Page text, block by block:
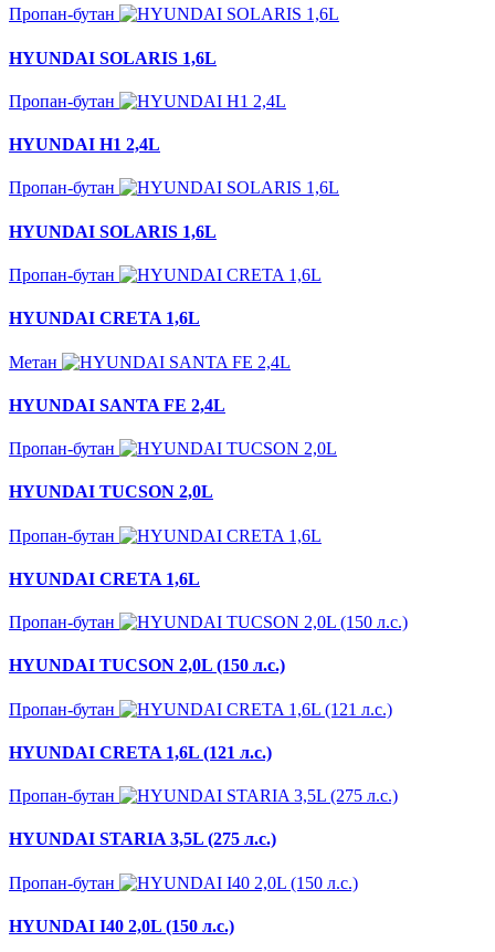
Пропан-бутан
HYUNDAI SOLARIS 1,6L
Пропан-бутан
HYUNDAI H1 2,4L
Пропан-бутан
HYUNDAI SOLARIS 1,6L
Пропан-бутан
HYUNDAI CRETA 1,6L
Метан
HYUNDAI SANTA FE 2,4L
Пропан-бутан
HYUNDAI TUCSON 2,0L
Пропан-бутан
HYUNDAI CRETA 1,6L
Пропан-бутан
HYUNDAI TUCSON 2,0L (150 л.с.)
Пропан-бутан
HYUNDAI CRETA 1,6L (121 л.с.)
Пропан-бутан
HYUNDAI STARIA 3,5L (275 л.с.)
Пропан-бутан
HYUNDAI I40 2,0L (150 л.с.)